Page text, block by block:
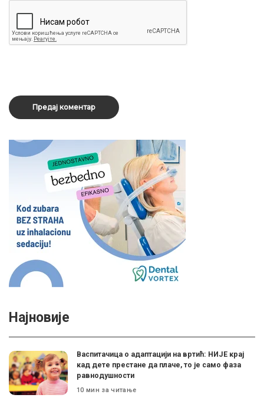
Најновије
Васпитачица о адаптацији на вртић: НИЈЕ крај
кад дете престане да плаче, то је само фаза
равнодушности
10 мин за читање